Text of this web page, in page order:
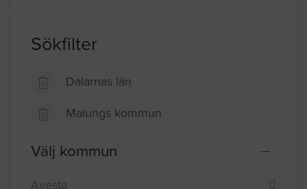
Sökfilter
Dalarnas län
Malungs kommun
Välj kommun
Avesta